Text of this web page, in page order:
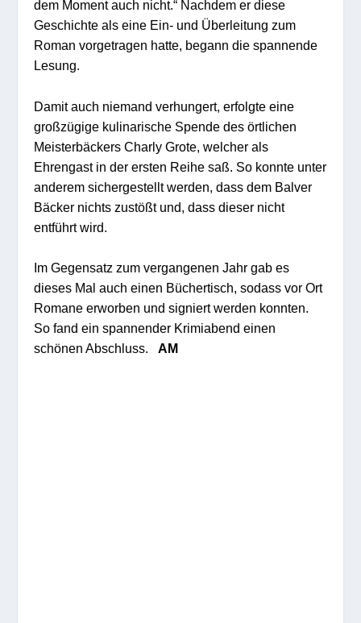
dem Moment auch nicht.“ Nachdem er diese
Geschichte als eine Ein- und Überleitung zum
Roman vorgetragen hatte, begann die spannende
Lesung.
Damit auch niemand verhungert, erfolgte eine
großzügige kulinarische Spende des örtlichen
Meisterbäckers Charly Grote, welcher als
Ehrengast in der ersten Reihe saß. So konnte unter
anderem sichergestellt werden, dass dem Balver
Bäcker nichts zustößt und, dass dieser nicht
entführt wird.
Im Gegensatz zum vergangenen Jahr gab es
dieses Mal auch einen Büchertisch, sodass vor Ort
Romane erworben und signiert werden konnten.
So fand ein spannender Krimiabend einen
schönen Abschluss.AM